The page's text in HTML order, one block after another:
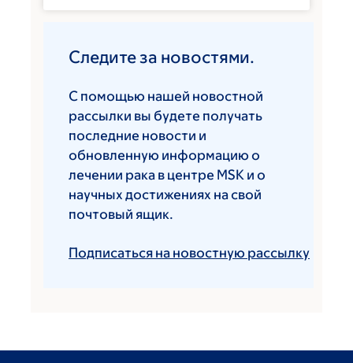
Следите за новостями.
С помощью нашей новостной
рассылки вы будете получать
последние новости и
обновленную информацию о
лечении рака в центре MSK и о
научных достижениях на свой
почтовый ящик.
Подписаться на новостную рассылку